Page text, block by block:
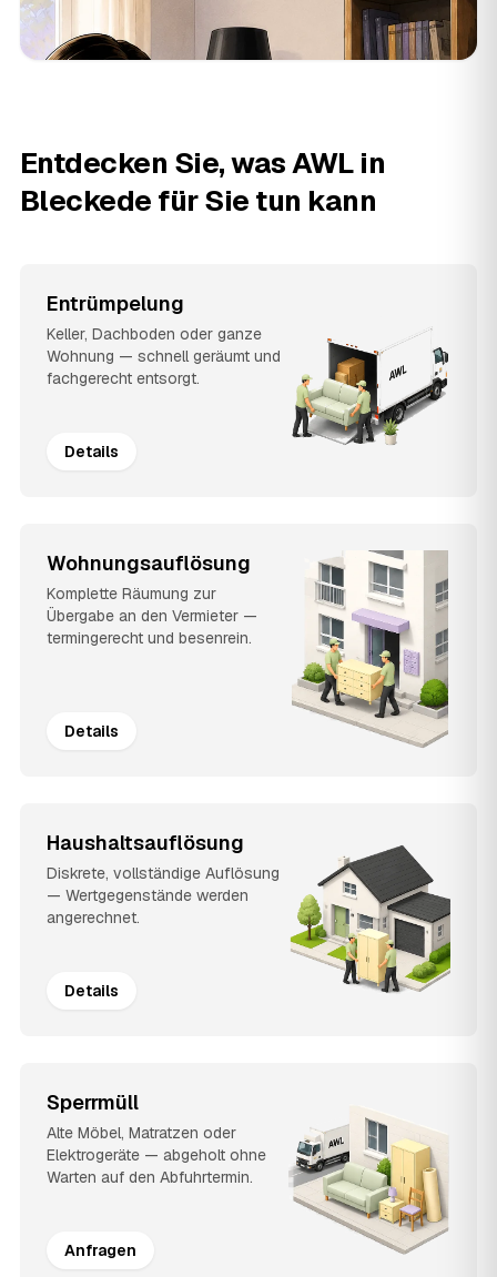
Entdecken Sie, was AWL in
Bleckede für Sie tun kann
Entrümpelung
Keller, Dachboden oder ganze
Wohnung — schnell geräumt und
fachgerecht entsorgt.
Details
Wohnungsauflösung
Komplette Räumung zur
Übergabe an den Vermieter —
termingerecht und besenrein.
Details
Haushaltsauflösung
Diskrete, vollständige Auflösung
— Wertgegenstände werden
angerechnet.
Details
Sperrmüll
Alte Möbel, Matratzen oder
Elektrogeräte — abgeholt ohne
Warten auf den Abfuhrtermin.
Anfragen